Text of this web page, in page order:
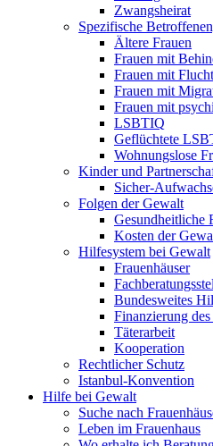
Zwangsheirat
Spezifische
Ältere Frauen
Frauen mit
Frauen mit
Frauen mit
Frauen mit
LSBTIQ
Geflüchtete
Wohnungslose
Kinder und
Sicher-
Folgen der Gewalt
Gesundheitliche
Kosten der
Hilfesystem bei Gewalt
Frauenhäuser
Bundesweites
Finanzierung
Täterarbeit
Kooperation
Rechtlicher Schutz
Istanbul-Konvention
Hilfe bei Gewalt
Suche nach
Leben im Frauenhaus